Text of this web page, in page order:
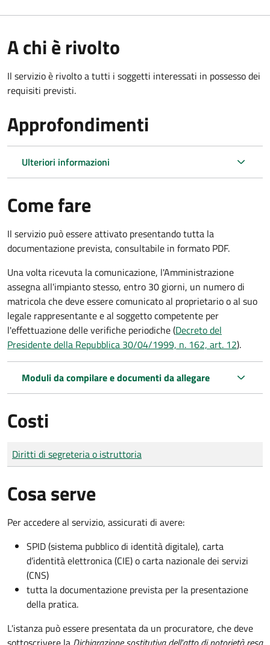
A chi è rivolto
Il servizio è rivolto a tutti i soggetti interessati in possesso dei
requisiti previsti.
Approfondimenti
Ulteriori informazioni
Come fare
Il servizio può essere attivato presentando tutta la
documentazione prevista, consultabile in formato PDF.
Una volta ricevuta la comunicazione, l'Amministrazione
assegna all'impianto stesso, entro 30 giorni, un numero di
matricola che deve essere comunicato al proprietario o al suo
legale rappresentante e al soggetto competente per
l'effettuazione delle verifiche periodiche (Decreto del
Presidente della Repubblica 30/04/1999, n. 162, art. 12).
Moduli da compilare e documenti da allegare
Costi
Tipo di pagamento
Importo
Diritti di segreteria o istruttoria
Cosa serve
Per accedere al servizio, assicurati di avere:
SPID (sistema pubblico di identità digitale), carta
d’identità elettronica (CIE) o carta nazionale dei servizi
(CNS)
tutta la documentazione prevista per la presentazione
della pratica.
L'istanza può essere presentata da un procuratore, che deve